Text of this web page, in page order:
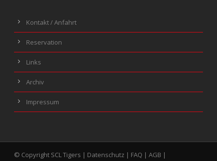
Kontakt / Anfahrt
Reservation
Links
Archiv
Impressum
© Copyright SCL Tigers | Datenschutz | FAQ | AGB |